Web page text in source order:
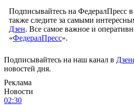
Подписывайтесь на ФедералПресс в
также следите за самыми
Дзен. Все самое важное и
«ФедералПресс».
Подписывайтесь на наш канал в
новостей дня.
Реклама
Новости
02:30